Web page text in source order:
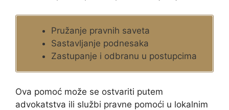
Pružanje pravnih saveta
Sastavljanje podnesaka
Zastupanje i odbranu u postupcima
Ova pomoć može se ostvariti putem
advokatstva ili službi pravne pomoći u lokalnim